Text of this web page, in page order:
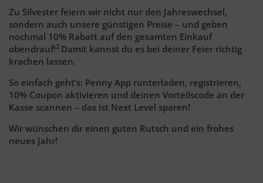
Zu Silvester feiern wir nicht nur den Jahreswechsel,
sondern auch unsere günstigen Preise – und geben
nochmal 10% Rabatt auf den gesamten Einkauf
obendrauf!2 Damit kannst du es bei deiner Feier richtig
krachen lassen.
So einfach geht’s: Penny App runterladen, registrieren,
10% Coupon aktivieren und deinen Vorteilscode an der
Kasse scannen – das ist Next Level sparen!
Wir wünschen dir einen guten Rutsch und ein frohes
neues Jahr!